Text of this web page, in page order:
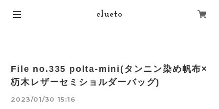
clueto
File no.335 polta-mini(タンニン染め帆布×
杤木レザーセミショルダーバッグ)
2023/01/30 15:16